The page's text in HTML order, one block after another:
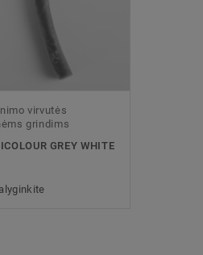
virvutės
grindims
GREY WHITE